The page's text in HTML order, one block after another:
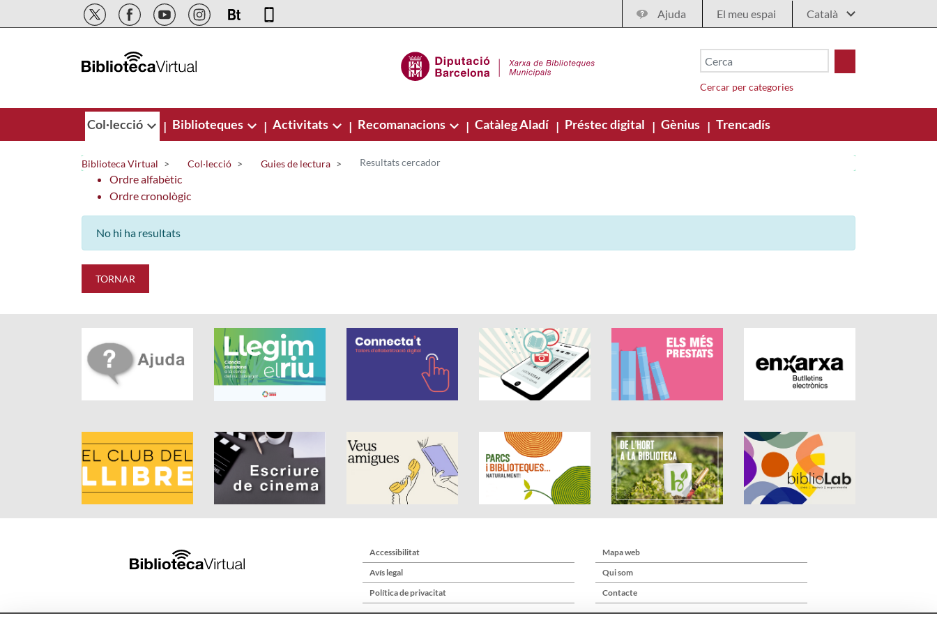
Salta al contingut principal Ajuda El meu espai
Cercar per categories
Col·lecció | Biblioteques | Activitats | Recomanacions | Catàleg Aladí | Préstec digital | Gènius | Trencadís
Biblioteca Virtual Col·lecció Guies de lectura Resultats cercador
Ordre alfabètic
Ordre cronològic
No hi ha resultats
TORNAR
Accessibilitat
Avís legal
Política de privacitat
Mapa web
Qui som
Contacte